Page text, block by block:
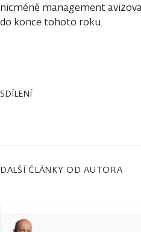
nicméně management
do konce tohoto roku.
SDÍLENÍ
DALŠÍ ČLÁNKY OD AUTORA